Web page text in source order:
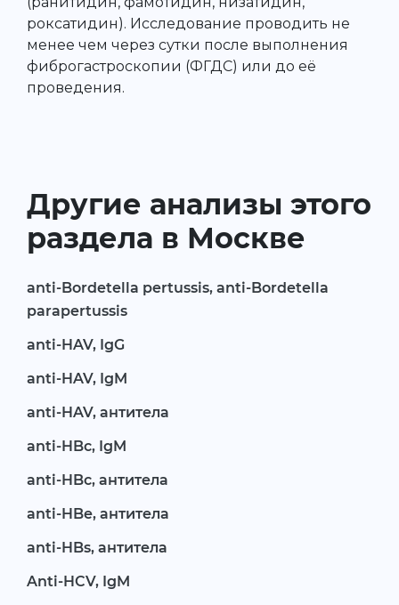
роксатидин). Исследование проводить не
менее чем через сутки после выполнения
фиброгастроскопии (ФГДС) или до её
проведения.
Другие анализы этого
раздела в Москве
anti-Bordetella pertussis, anti-Bordetella
parapertussis
anti-HAV, IgG
anti-HAV, IgM
anti-HAV, антитела
anti-HBc, IgM
anti-HBc, антитела
anti-HBe, антитела
anti-HBs, антитела
Anti-HCV, IgM